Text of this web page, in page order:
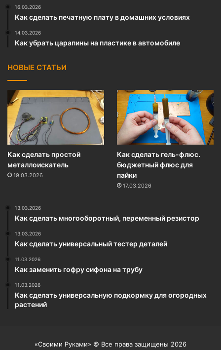
16.03.2026
Как сделать печатную плату в домашних условиях
14.03.2026
Как убрать царапины на пластике в автомобиле
НОВЫЕ СТАТЬИ
Как сделать простой
металлоискатель
19.03.2026
Как сделать гель-флюс.
бюджетный флюс для
пайки
17.03.2026
13.03.2026
Как сделать многооборотный, переменный резистор
13.03.2026
Как сделать универсальный тестер деталей
11.03.2026
Как заменить гофру сифона на трубу
11.03.2026
Как сделать универсальную подкормку для огородных
растений
«Своими Руками» © Все права защищены 2026